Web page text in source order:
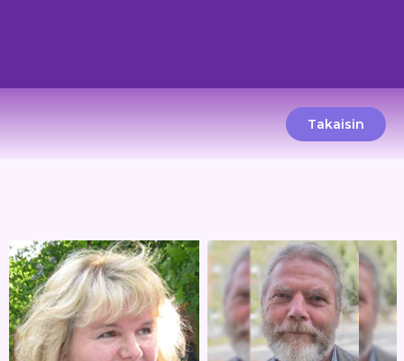
Takaisin